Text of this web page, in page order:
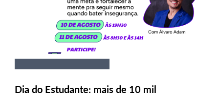
Dia do Estudante: mais de 10 mil